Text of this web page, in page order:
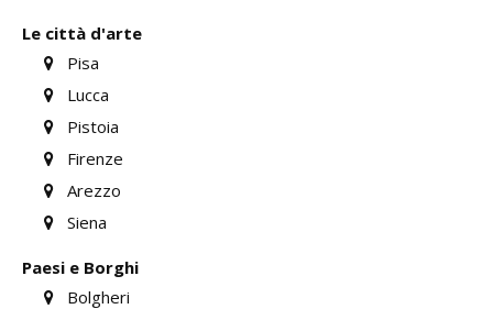
Le città d'arte
Pisa
Lucca
Pistoia
Firenze
Arezzo
Siena
Paesi e Borghi
Bolgheri